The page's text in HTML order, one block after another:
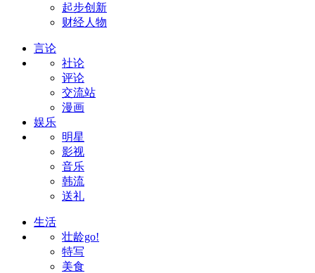
起步创新
财经人物
言论
社论
评论
交流站
漫画
娱乐
明星
影视
音乐
韩流
送礼
生活
壮龄go!
特写
美食